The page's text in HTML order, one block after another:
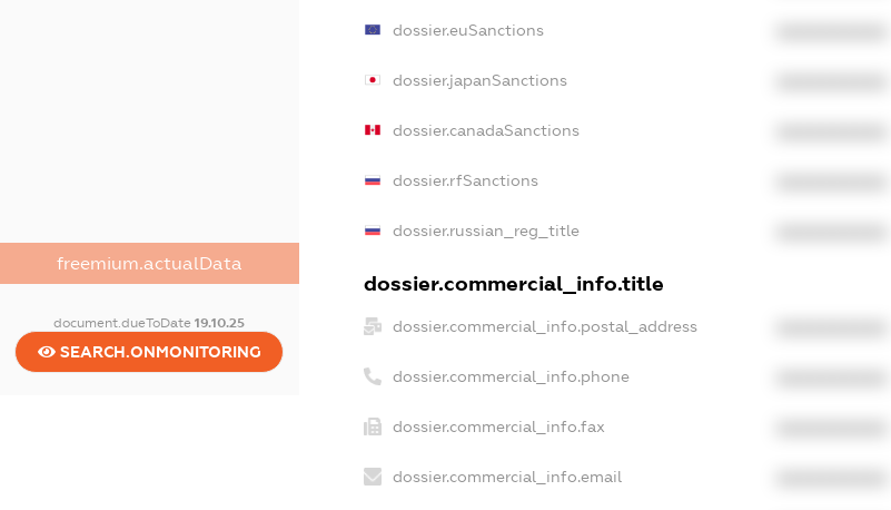
freemium.actualData
document.dueToDate19.10.25
SEARCH.ONMONITORING
dossier.euSanctions
dossier.japanSanctions
dossier.canadaSanctions
dossier.rfSanctions
dossier.russian_reg_title
dossier.commercial_info.title
dossier.commercial_info.postal_address
dossier.commercial_info.phone
dossier.commercial_info.fax
dossier.commercial_info.email